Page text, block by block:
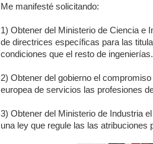
Me manifesté solicitando:
1) Obtener del Ministerio de Ciencia e
de directrices específicas para las
condiciones que el resto de ingenierías.
2) Obtener del gobierno el
europea de servicios las profesiones
3) Obtener del Ministerio de Industria
una ley que regule las las atribuciones